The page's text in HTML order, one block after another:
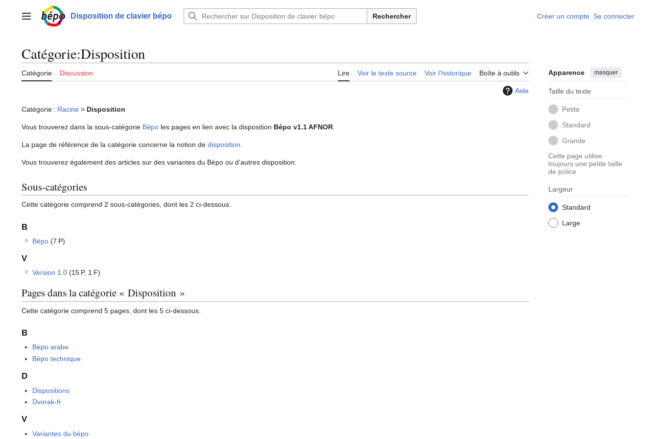
contenuMenu principalDisposition de clavier bépo Rechercher Créer un compte Se connecter
Catégorie:Disposition
Catégorie Discussion Lire Voir le texte source Voir l’historique Boîte à outils Apparence masquer
Taille du texte
Petite
Standard
Grande
Cette page utilise
toujours une petite taille
de police
Largeur
Standard
Large
Aide
Catégorie : Racine > Disposition
Vous trouverez dans la sous-catégorie Bépo les pages en lien avec la disposition Bépo v1.1 AFNOR
La page de référence de la catégorie concerne la notion de disposition
Vous trouverez également des articles sur des variantes du Bépo ou d’autres disposition.
Sous-catégories
Cette catégorie comprend 2 sous-catégories, dont les 2 ci-dessous.
B
Bépo (7 P)
V
Version 1.0 (15 P, 1 F)
Pages dans la catégorie « Disposition »
Cette catégorie comprend 5 pages, dont les 5 ci-dessous.
B
Bépo arabe
Bépo technique
D
Dispositions
Dvorak-fr
V
Variantes du bépo